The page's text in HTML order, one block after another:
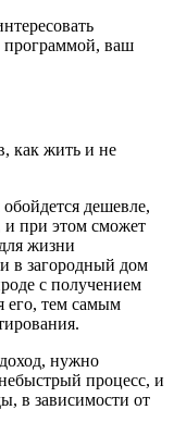
программой, ваш
как жить и не
дешевле,
и при этом сможет
жизни
в загородный дом
с получением
его, тем самым
нужно
процесс, и
в зависимости от